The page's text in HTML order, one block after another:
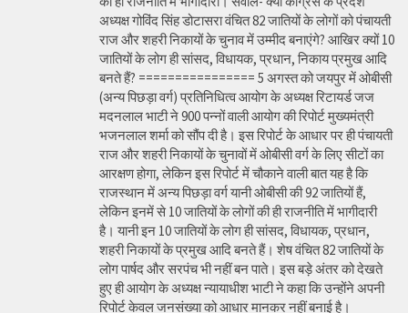
अध्यक्ष गोविंद सिंह डोटासरा वंचित 82 जातियों के लोगों को पंचायती
राज और शहरी निकायों के चुनाव में उम्मीद बनाएंगे? आखिर क्यों 10
जातियों के लोग ही सांसद, विधायक, प्रधान, निकाय प्रमुख आदि
बनते हैं? ================ 5 अगस्त को जयपुर में ओबीसी
(अन्य पिछड़ा वर्ग) प्रतिनिधित्व आयोग के अध्यक्ष रिटायर्ड जज
मदनलाल भाटी ने 900 पन्नों वाली आयोग की रिपोर्ट मुख्यमंत्री
भजनलाल शर्मा को सौंप दी है। इस रिपोर्ट के आधार पर ही पंचायती
राज और शहरी निकायों के चुनावों में ओबीसी वर्ग के लिए सीटों का
आरक्षण होगा, लेकिन इस रिपोर्ट में चौकाने वाली बात यह है कि
राजस्थान में अन्य पिछड़ा वर्ग यानी ओबीसी की 92 जातियों हैं,
लेकिन इनमें से 10 जातियों के लोगों की ही राजनीति में भागीदारी
है। यानी इन 10 जातियों के लोग ही सांसद, विधायक, प्रधान,
शहरी निकायों के प्रमुख आदि बनते हैं। शेष वंचित 82 जातियों के
लोग पार्षद और सरपंच भी नहीं बन पाते। इस बड़े अंतर को देखते
हुए ही आयोग के अध्यक्ष न्यायाधीश भाटी ने कहा कि उन्होंने अपनी
रिपोर्ट केवल जनसंख्या को आधार मानकर नहीं बनाई है।